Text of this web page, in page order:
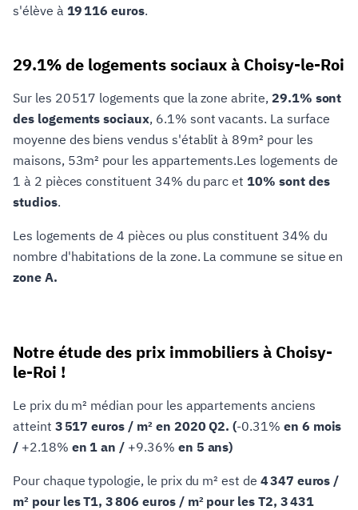
s'élève à 19 116 euros.
29.1% de logements sociaux à Choisy-le-Roi
Sur les 20 517 logements que la zone abrite, 29.1% sont
des logements sociaux, 6.1% sont vacants. La surface
moyenne des biens vendus s'établit à 89m² pour les
maisons, 53m² pour les appartements.Les logements de
1 à 2 pièces constituent 34% du parc et10% sont des
studios.
Les logements de 4 pièces ou plus constituent 34% du
nombre d'habitations de la zone. La commune se situe en
zone A.
Notre étude des prix immobiliers à Choisy-
le-Roi !
Le prix du m² médian pour les appartements anciens
atteint 3 517 euros / m² en 2020 Q2. (-0.31% en 6 mois
/ +2.18% en 1 an / +9.36% en 5 ans)
Pour chaque typologie, le prix du m² est de 4 347 euros /
m² pour les T1, 3 806 euros / m² pour les T2, 3 431